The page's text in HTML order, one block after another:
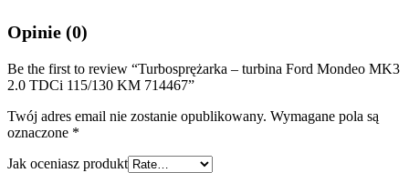
Opinie (0)
Be the first to review “Turbosprężarka – turbina Ford Mondeo MK3
2.0 TDCi 115/130 KM 714467”
Twój adres email nie zostanie opublikowany. Wymagane pola są
oznaczone *
Jak oceniasz produkt